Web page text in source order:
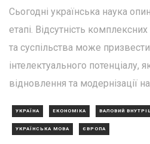
Сьогодні українська наука
етапі. Відсутність
та суспільства може
інтелектуального потенціалу,
відновлення та модернізації
УКРАЇНА ЕКОНОМІКА ВАЛОВИЙ
УКРАЇНСЬКА МОВА ЄВРОПА